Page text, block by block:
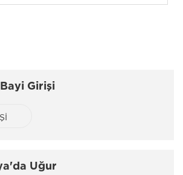
Girişi
Uğur